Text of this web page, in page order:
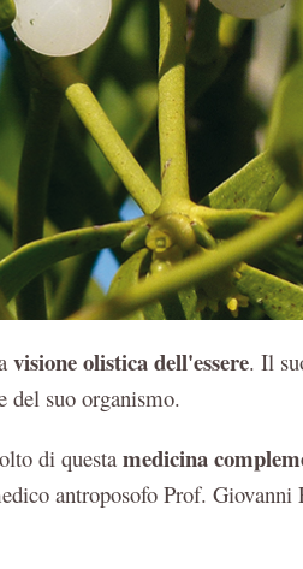
visione olistica dell'essere. Il
del suo organismo.
di questa medicina
antroposofo Prof.